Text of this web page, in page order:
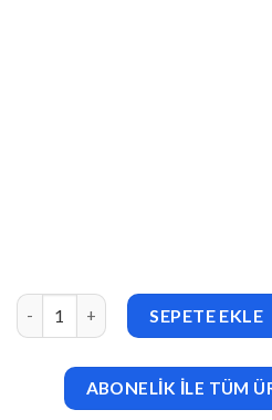
RENEW (v1.0) Creative One Page
SEPETE EKLE
ABONELİK İLE TÜM